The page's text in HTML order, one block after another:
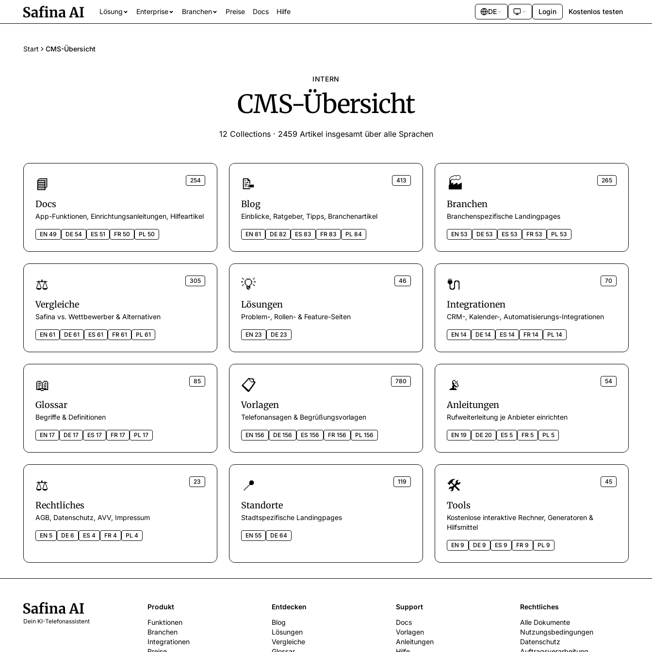
Lösung Enterprise Branchen Preise Docs Hilfe DE Login Kostenlos testen
Start CMS-Übersicht
INTERN
CMS-Übersicht
12 Collections · 2459 Artikel insgesamt über alle Sprachen
📘 254
Docs
App-Funktionen, Einrichtungsanleitungen, Hilfeartikel
EN 49 DE 54 ES 51 FR 50 PL 50
📝 413
Blog
Einblicke, Ratgeber, Tipps, Branchenartikel
EN 81 DE 82 ES 83 FR 83 PL 84
🏭 265
Branchen
Branchenspezifische Landingpages
EN 53 DE 53 ES 53 FR 53 PL 53
⚖️ 305
Vergleiche
Safina vs. Wettbewerber & Alternativen
EN 61 DE 61 ES 61 FR 61 PL 61
💡 46
Lösungen
Problem-, Rollen- & Feature-Seiten
EN 23 DE 23
🔌 70
Integrationen
CRM-, Kalender-, Automatisierungs-Integrationen
EN 14 DE 14 ES 14 FR 14 PL 14
📖 85
Glossar
Begriffe & Definitionen
EN 17 DE 17 ES 17 FR 17 PL 17
📋 780
Vorlagen
Telefonansagen & Begrüßungsvorlagen
EN 156 DE 156 ES 156 FR 156 PL 156
📡 54
Anleitungen
Rufweiterleitung je Anbieter einrichten
EN 19 DE 20 ES 5 FR 5 PL 5
⚖️ 23
Rechtliches
AGB, Datenschutz, AVV, Impressum
EN 5 DE 6 ES 4 FR 4 PL 4
📍 119
Standorte
Stadtspezifische Landingpages
EN 55 DE 64
🛠️ 45
Tools
Kostenlose interaktive Rechner, Generatoren &
Hilfsmittel
EN 9 DE 9 ES 9 FR 9 PL 9
Dein KI-Telefonassistent
Produkt
Funktionen
Branchen
Integrationen
Entdecken
Blog
Lösungen
Vergleiche
Support
Docs
Vorlagen
Anleitungen
Rechtliches
Alle Dokumente
Nutzungsbedingungen
Datenschutz